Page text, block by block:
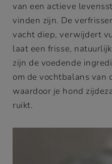
van een actieve
vinden zijn. De
vacht diep, verwijdert
laat een frisse,
zijn de voedende
om de vochtbalans van
waardoor je hond
ruikt.